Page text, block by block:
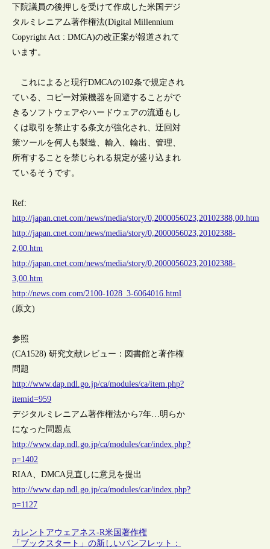
下院議員の後押しを受けて作成した米国デジ
タルミレニアム著作権法(Digital Millennium
Copyright Act : DMCA)の改正案が報道されて
います。
これによると現行DMCAの102条で規定され
ている、コピー対策機器を回避することがで
きるソフトウェアやハードウェアの流通もし
くは取引を禁止する条文が強化され、迂回対
策ツールを何人も製造、輸入、輸出、管理、
所有することを禁じられる規定が盛り込まれ
ているそうです。
Ref:
http://japan.cnet.com/news/media/story/0,2000056023,20102388,00.htm
http://japan.cnet.com/news/media/story/0,2000056023,20102388-
2,00.htm
http://japan.cnet.com/news/media/story/0,2000056023,20102388-
3,00.htm
http://news.com.com/2100-1028_3-6064016.html
(原文)
参照
(CA1528) 研究文献レビュー：図書館と著作権
問題
http://www.dap.ndl.go.jp/ca/modules/ca/item.php?
itemid=959
デジタルミレニアム著作権法から7年…明らか
になった問題点
http://www.dap.ndl.go.jp/ca/modules/car/index.php?
p=1402
RIAA、DMCA見直しに意見を提出
http://www.dap.ndl.go.jp/ca/modules/car/index.php?
p=1127
カレントアウェアネス-R米国著作権
「ブックスタート」の新しいパンフレット：